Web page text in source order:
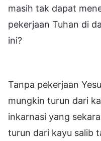
masih tak dapat
pekerjaan Tuhan di
ini?
Tanpa pekerjaan
mungkin turun dari
inkarnasi yang
turun dari kayu salib